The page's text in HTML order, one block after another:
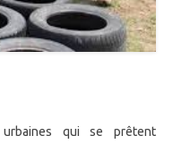
qui se prêtent